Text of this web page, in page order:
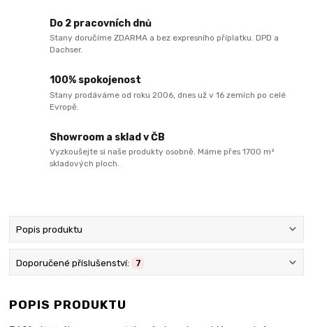
Do 2 pracovních dnů
Stany doručíme ZDARMA a bez expresního příplatku. DPD a
Dachser.
100% spokojenost
Stany prodáváme od roku 2006, dnes už v 16 zemích po celé
Evropě.
Showroom a sklad v ČB
Vyzkoušejte si naše produkty osobně. Máme přes 1700 m²
skladových ploch.
Popis produktu
Doporučené příslušenství: 7
POPIS PRODUKTU